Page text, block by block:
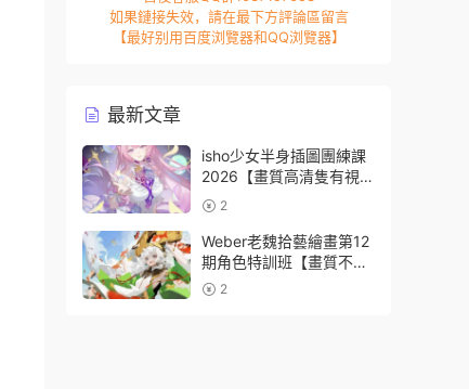
如果鏈接失效，請在最下方評論區留言
【最好别用百度浏覽器和QQ浏覽器】
最新文章
isho少女半身插圖團練課
2026【畫質高清隻有視
頻】2
Weber老魏拾藝繪畫第12
期角色特訓班【畫質不錯
隻有視頻】
2